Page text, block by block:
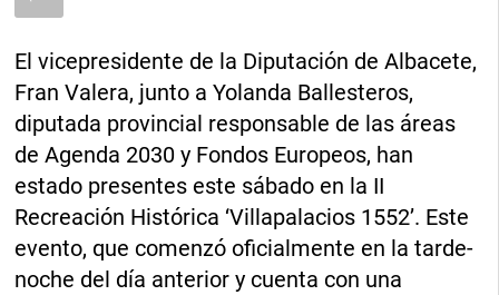
El vicepresidente de la Diputación de Albacete,
Fran Valera, junto a Yolanda Ballesteros,
diputada provincial responsable de las áreas
de Agenda 2030 y Fondos Europeos, han
estado presentes este sábado en la II
Recreación Histórica ‘Villapalacios 1552’. Este
evento, que comenzó oficialmente en la tarde-
noche del día anterior y cuenta con una